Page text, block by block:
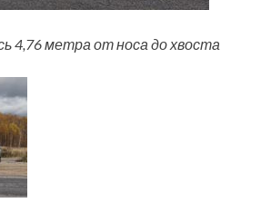
4,76 метра от носа до хвоста